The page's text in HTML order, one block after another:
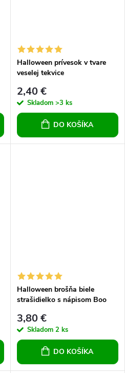
Halloween prívesok v tvare
veselej tekvice
2,40 €
Skladom >3 ks
DO KOŠÍKA
Halloween brošňa biele
strašidielko s nápisom Boo
3,80 €
Skladom 2 ks
DO KOŠÍKA